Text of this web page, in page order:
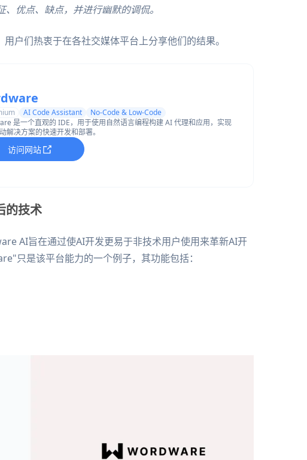
优点、缺点，并进行幽默的调侃。
户们热衷于在各社交媒体平台上分享他们的结果。
AI Code Assistant
No-Code & Low-Code
是一个直观的 IDE，用于使用自然语言编程构建 AI 代理和应用，实现
解决方案的快速开发和部署。
访问网站
技术
AI旨在通过使AI开发更易于非技术用户使用来革新AI开
只是该平台能力的一个例子，其功能包括：